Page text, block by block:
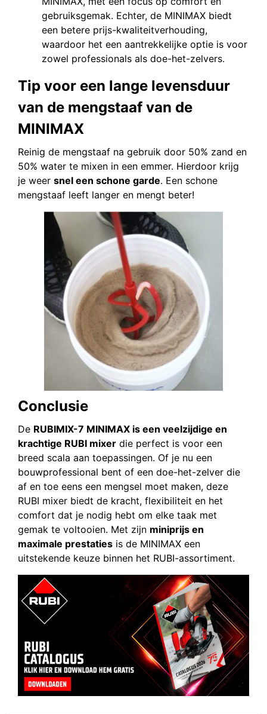
gebruiksgemak. Echter, de MINIMAX biedt
een betere prijs-kwaliteitverhouding,
waardoor het een aantrekkelijke optie is voor
zowel professionals als doe-het-zelvers.
Tip voor een lange levensduur
van de mengstaaf van de
MINIMAX
Reinig de mengstaaf na gebruik door 50% zand en
50% water te mixen in een emmer. Hierdoor krijg
je weer snel een schone garde. Een schone
mengstaaf leeft langer en mengt beter!
Conclusie
De RUBIMIX-7 MINIMAX is een veelzijdige en
krachtige RUBI mixer die perfect is voor een
breed scala aan toepassingen. Of je nu een
bouwprofessional bent of een doe-het-zelver die
af en toe eens een mengsel moet maken, deze
RUBI mixer biedt de kracht, flexibiliteit en het
comfort dat je nodig hebt om elke taak met
gemak te voltooien. Met zijn miniprijs en
maximale prestaties is de MINIMAX een
uitstekende keuze binnen het RUBI-assortiment.